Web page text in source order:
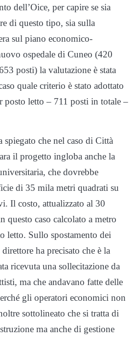
dell’Oice, per capire se sia
di questo tipo, sia sulla
sul piano economico-
ospedale di Cuneo (420
posti) la valutazione è stata
quale criterio è stato adottato
posto letto – 711 posti in totale –
che nel caso di Città
il progetto ingloba anche la
che dovrebbe
di 35 mila metri quadrati su
Il costo, attualizzato al 30
questo caso calcolato a metro
letto. Sullo spostamento dei
ha precisato che è la
ricevuta una sollecitazione da
ma che andavano fatte delle
gli operatori economici non
sottolineato che si tratta di
ma anche di gestione